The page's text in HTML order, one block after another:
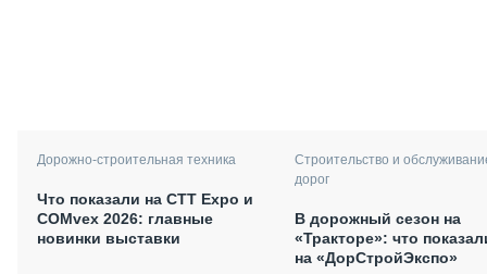
Дорожно-строительная техника
Что показали на CTT Expo и
COMvex 2026: главные
новинки выставки
Строительство и
дорог
В дорожный сезон на
«Тракторе»: что
на «ДорСтройЭкспо»